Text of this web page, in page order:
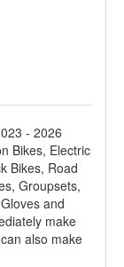
- 2026
Bikes, Electric
Bikes, Road
Groupsets,
and
make
also make